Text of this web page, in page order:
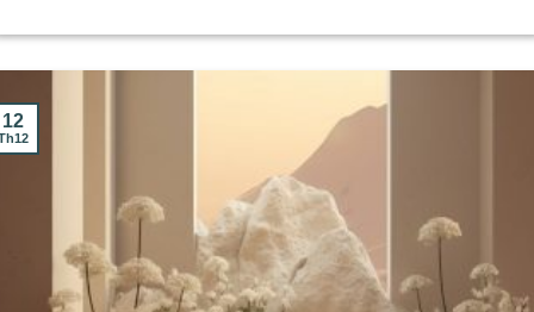
12